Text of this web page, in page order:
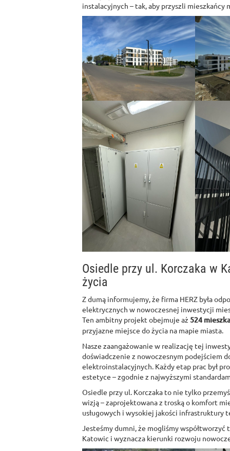
instalacyjnych – tak, aby przyszli
Osiedle przy ul. Korczaka w
życia
Z dumą informujemy, że firma HERZ była
elektrycznych w nowoczesnej inwestycji
Ten ambitny projekt obejmuje aż 524
przyjazne miejsce do życia na mapie miasta.
Nasze zaangażowanie w realizację tej
doświadczenie z nowoczesnym podejściem
elektroinstalacyjnych. Każdy etap prac był
estetyce – zgodnie z najwyższymi
Osiedle przy ul. Korczaka to nie tylko
wizją – zaprojektowana z troską o komfort
usługowych i wysokiej jakości infrastruktury
Jesteśmy dumni, że mogliśmy
Katowic i wyznacza kierunki rozwoju